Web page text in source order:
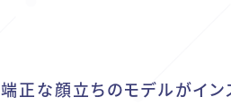
正な顔立ちのモデルがイン